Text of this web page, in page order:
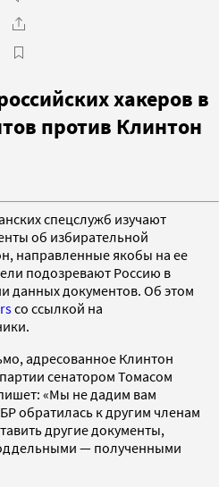
хакеров в
против Клинтон
спецслужб изучают
об избирательной
направленные якобы на ее
подозревают Россию в
данных документов. Об этом
со ссылкой на
адресованное Клинтон
сенатором Томасом
«Мы не дадим вам
обратилась к другим членам
другие документы,
— полученными